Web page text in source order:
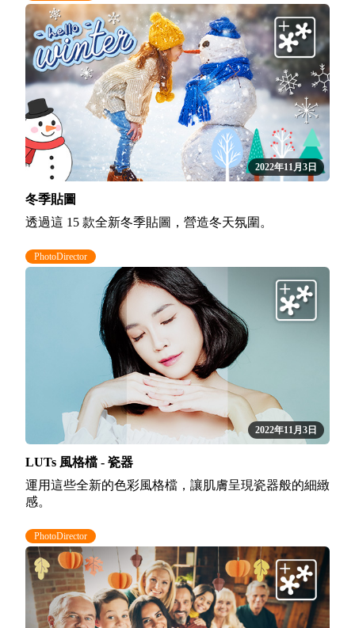
2022年11月3日
冬季貼圖
透過這 15 款全新冬季貼圖，營造冬天氛圍。
PhotoDirector
2022年11月3日
LUTs 風格檔 - 瓷器
運用這些全新的色彩風格檔，讓肌膚呈現瓷器般的細緻
感。
PhotoDirector